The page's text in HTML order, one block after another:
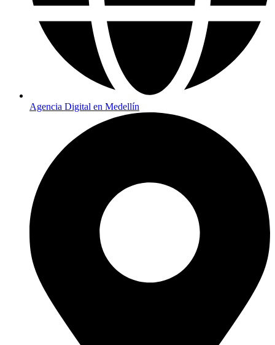
Agencia Digital en Medellín